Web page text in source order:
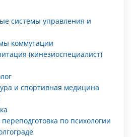
системы управления и
коммутации
(кинезиоспециалист)
и спортивная медицина
по психологии